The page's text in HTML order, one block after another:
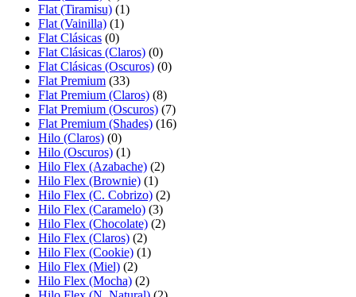
Flat (Tiramisu) (1)
Flat (Vainilla) (1)
Flat Clásicas (0)
Flat Clásicas (Claros) (0)
Flat Clásicas (Oscuros) (0)
Flat Premium (33)
Flat Premium (Claros) (8)
Flat Premium (Oscuros) (7)
Flat Premium (Shades) (16)
Hilo (Claros) (0)
Hilo (Oscuros) (1)
Hilo Flex (Azabache) (2)
Hilo Flex (Brownie) (1)
Hilo Flex (C. Cobrizo) (2)
Hilo Flex (Caramelo) (3)
Hilo Flex (Chocolate) (2)
Hilo Flex (Claros) (2)
Hilo Flex (Cookie) (1)
Hilo Flex (Miel) (2)
Hilo Flex (Mocha) (2)